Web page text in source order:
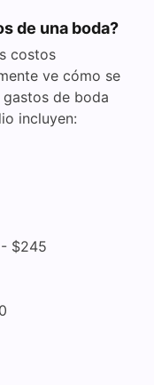
de una boda?
costos
ve cómo se
de boda
incluyen:
$245